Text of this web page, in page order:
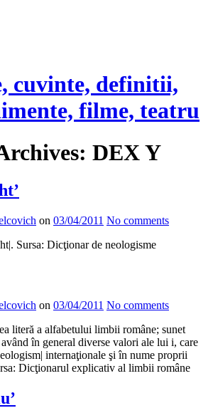
cuvinte, definitii,
filme, teatru
DEX Y
on 03/04/2011 No comments
Sursa: Dicţionar de neologisme
on 03/04/2011 No comments
literă a alfabetului limbii române; sunet
în general diverse valori ale lui i, care
internaţionale şi în nume proprii
Dicţionarul explicativ al limbii române